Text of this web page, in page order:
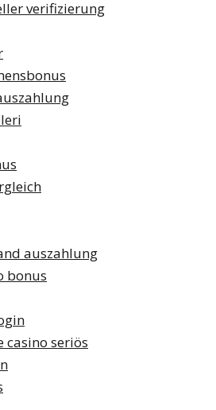
verifizierung
auszahlung
bonus
casino seriös